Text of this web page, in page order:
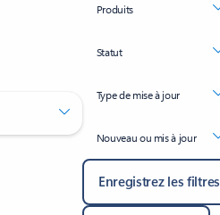
Produits
Statut
Type de mise à jour
Nouveau ou mis à jour
Enregistrez les filtres